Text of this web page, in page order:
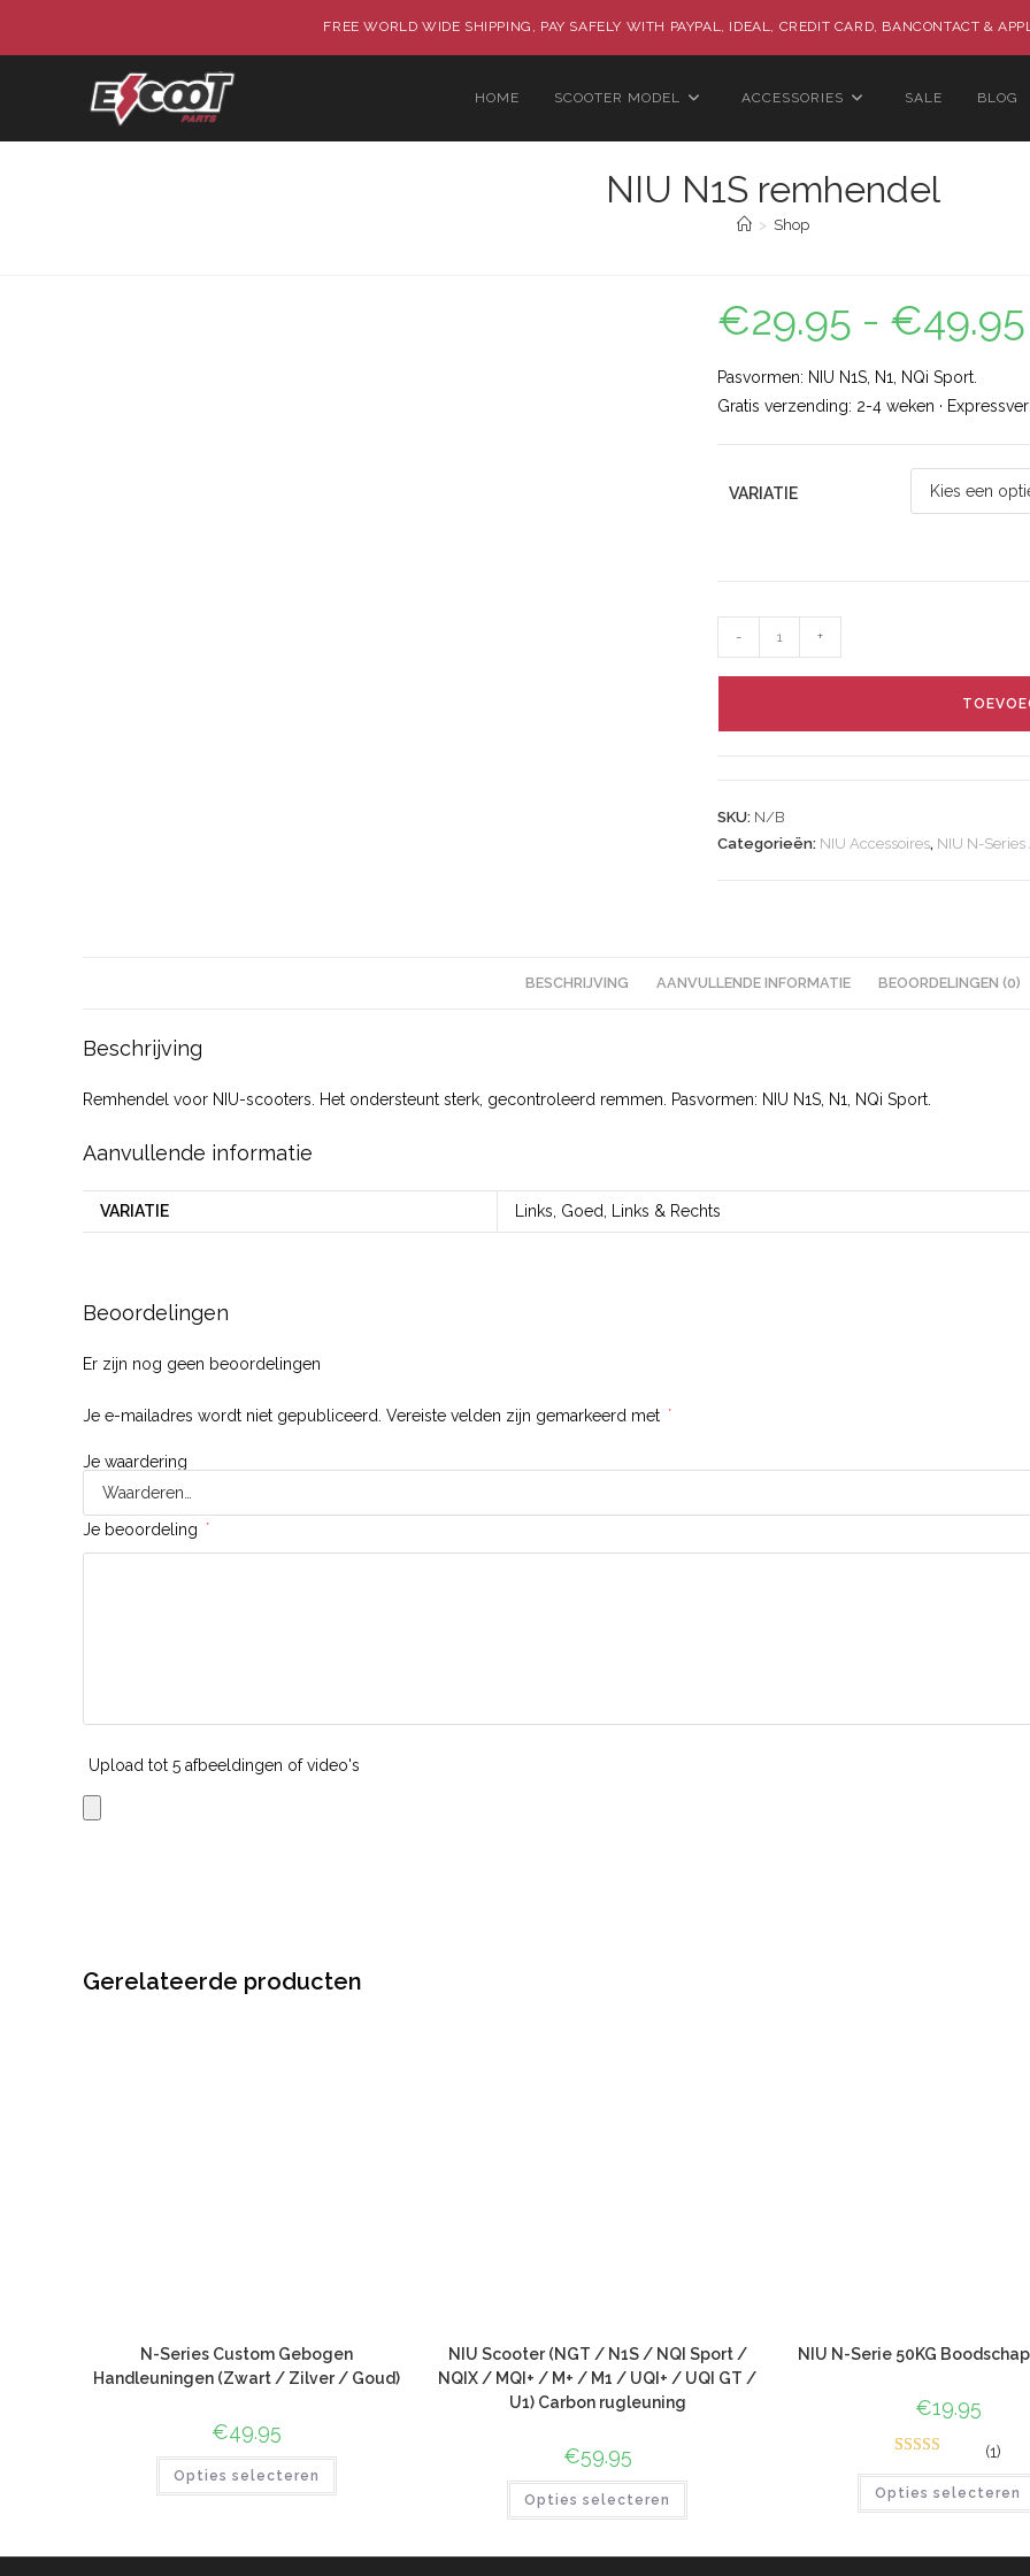
FREE WORLD WIDE SHIPPING, PAY SAFELY WITH PAYPAL, IDEAL, CREDIT CARD, BANCONTACT &
HOME SCOOTER MODEL ACCESSORIES SALE BLOG
NIU N1S remhendel
> Shop
€29.95 - €49.95
Pasvormen: NIU N1S, N1, NQi Sport.
Gratis verzending: 2-4 weken ·
VARIATIE
- +
SKU: N/B
Categorieën: NIU Accessoires, NIU N-Series
BESCHRIJVING AANVULLENDE INFORMATIE BEOORDELINGEN (0)
Beschrijving
Remhendel voor NIU-scooters. Het ondersteunt sterk, gecontroleerd remmen. Pasvormen: NIU N1S, N1, NQi Sport.
Aanvullende informatie
VARIATIE Links, Goed, Links & Rechts
Beoordelingen
Er zijn nog geen beoordelingen
Je e-mailadres wordt niet gepubliceerd. Vereiste velden zijn gemarkeerd met *
Je waardering
Je beoordeling *
Upload tot 5 afbeeldingen of video's
Gerelateerde producten
N-Series Custom Gebogen
Handleuningen (Zwart / Zilver / Goud)
€49.95
Opties selecteren
NIU Scooter (NGT / N1S / NQI Sport /
NQIX / MQI+ / M+ / M1 / UQI+ / UQI GT /
U1) Carbon rugleuning
€59.95
Opties selecteren
NIU N-Serie 50KG
€19.95
d4.75op 5
gebaseerd
(1)
Opties selecteren